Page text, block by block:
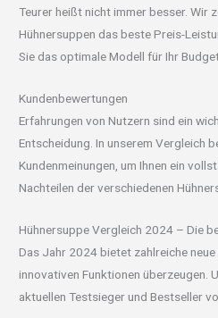
Teurer heißt nicht immer besser. Wir
Hühnersuppen das beste Preis-
Sie das optimale Modell für Ihr
Kundenbewertungen
Erfahrungen von Nutzern sind ein
Entscheidung. In unserem Vergleich
Kundenmeinungen, um Ihnen ein
Nachteilen der verschiedenen
Hühnersuppe Vergleich 2024 – Die
Das Jahr 2024 bietet zahlreiche
innovativen Funktionen überzeugen.
aktuellen Testsieger und Bestseller